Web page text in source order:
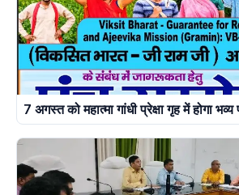
7 अगस्त को महात्मा गांधी प्रेक्षा गृह में होगा